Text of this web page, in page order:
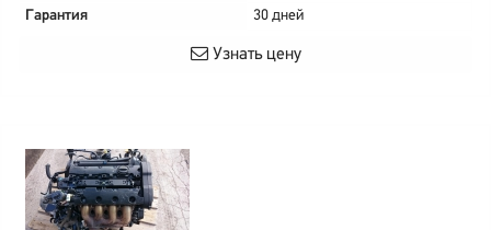
Гарантия
30 дней
Узнать цену